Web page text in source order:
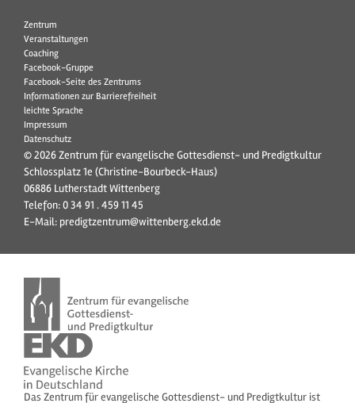
Zentrum
Veranstaltungen
Coaching
Facebook-Gruppe
Facebook-Seite des Zentrums
Informationen zur Barrierefreiheit
leichte Sprache
Impressum
Datenschutz
© 2026 Zentrum für evangelische Gottesdienst- und Predigtkultur
Schlossplatz 1e (Christine-Bourbeck-Haus)
06886 Lutherstadt Wittenberg
Telefon:0 34 91 . 459 11 45
E-Mail: predigtzentrum@wittenberg.ekd.de
Das Zentrum für evangelische Gottesdienst- und Predigtkultur ist